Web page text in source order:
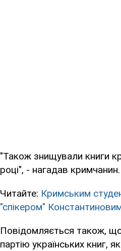
"Також знищували книги
році", - нагадав кримчанин.
Читайте: Кримським
"спікером"
Повідомляється також,
партію українських книг,